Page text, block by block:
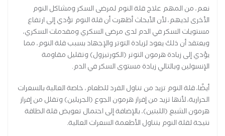
نعم، من المهم علاج قلة النوم لمرضى السكر ومشاكل النوم
الأخرى لديهم، لأن الأبحاث أظهرت أن قلة النوم تؤدي إلى ارتفاع
مستويات السكر في الدم لدى مرضى السكري ومقدمات السكري،
ويعتقد أن ذلك يعود لزيادة التوتر والإجهاد بسبب قلة النوم، مما
يؤدي إلى زيادة هرمون التوتر (الكورتيزول) وتقليل مقاومة
الإنسولين وبالتالي زيادة مستوى السكر في الدم.
أيضًا، قلة النوم تزيد من تناول الفرد للطعام، خاصة العالية بالسعرات
الحرارية، لأنها تزيد من إفراز هرمون الجوع (الجريلين) وتقلل من إفراز
هرمون الشبع (اللبتين)، بالإضافة إلى احتمال تعويض قلة الطاقة
نتيجة لقلة النوم بتناول الأطعمة السعرات العالية.